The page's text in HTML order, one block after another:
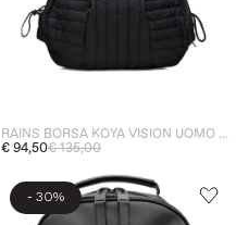
RAINS BORSA KOYA VISION UOMO NERO
€ 94,50€ 135,00
- 30%